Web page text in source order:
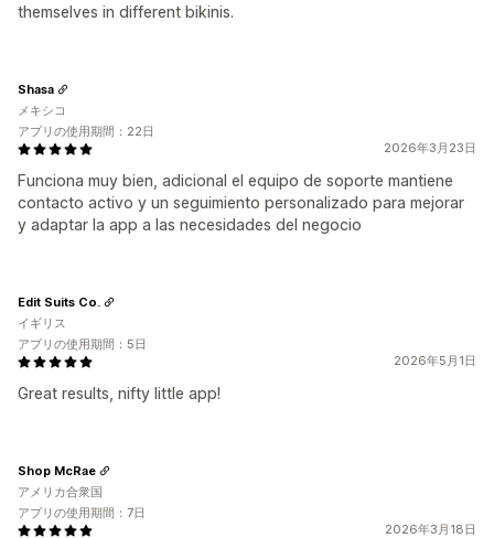
themselves in different bikinis.
2026年3月23日
Funciona muy bien, adicional el equipo de soporte mantiene
contacto activo y un seguimiento personalizado para mejorar
y adaptar la app a las necesidades del negocio
Shasa
メキシコ
アプリの使用期間：22日
2026年5月1日
Great results, nifty little app!
Edit Suits Co.
イギリス
アプリの使用期間：5日
2026年3月18日
Shop McRae
アメリカ合衆国
アプリの使用期間：7日